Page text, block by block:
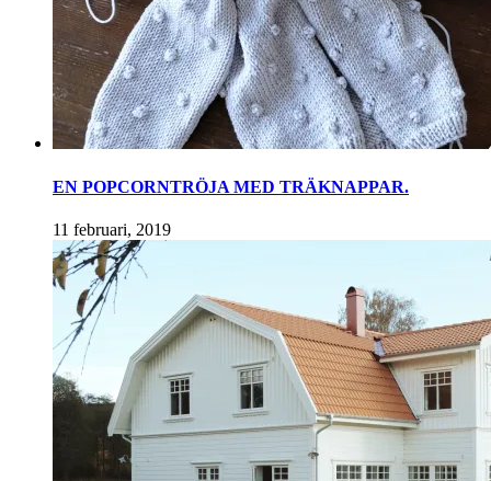
EN POPCORNTRÖJA MED TRÄKNAPPAR.
11 februari, 2019